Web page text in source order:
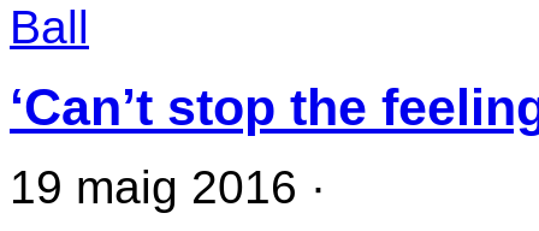
Ball
‘Can’t stop the
19 maig 2016 ·